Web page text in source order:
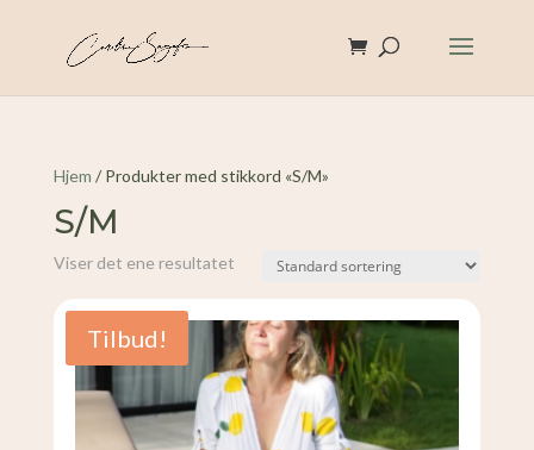
Hjem / Produkter med stikkord «S/M»
S/M
Viser det ene resultatet
Tilbud!